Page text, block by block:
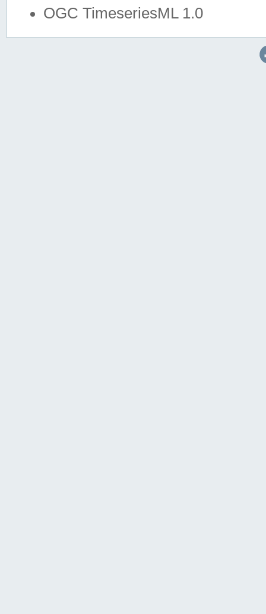
OGC TimeseriesML 1.0